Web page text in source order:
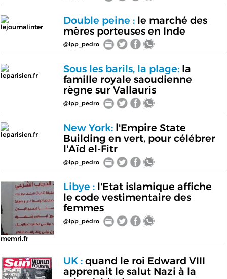
lejournalinter
Double peine :le marché des
mères porteuses en Inde
@lpp_pedro
leparisien.fr
Sous les barils, la plage:la
famille royale saoudienne
règne sur Vallauris
@lpp_pedro
leparisien.fr
New York:l'Empire State
Building en vert, pour célébrer
l'Aïd el-Fitr
@lpp_pedro
memri.fr
Libye :l'Etat islamique affiche
le code vestimentaire des
femmes
@lpp_pedro
UK :quand le roi Edward VIII
apprenait le salut Nazi à la